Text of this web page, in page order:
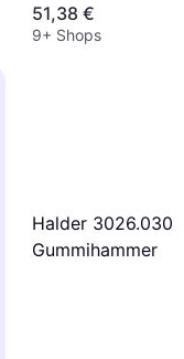
51,38 €
9+ Shops
Halder 3026.030
Gummihammer